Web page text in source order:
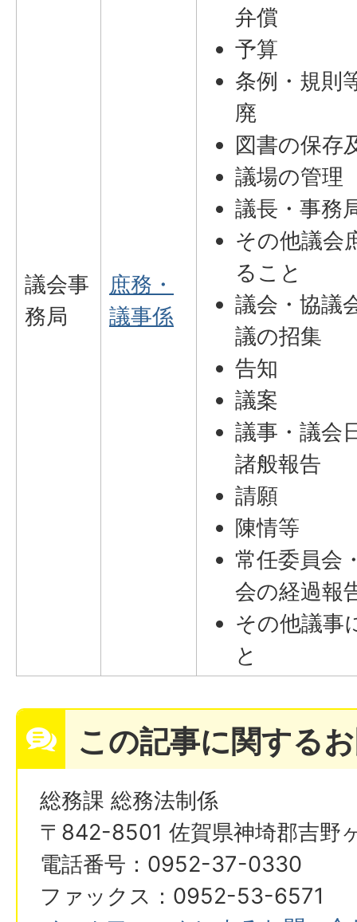
議会事
務局
庶務・
議事係
弁償
予算
条例・規則
廃
図書の保存
議場の管理
議長・事務
その他議会
ること
議会・協議
議の招集
告知
議案
議事・議会
諸般報告
請願
陳情等
常任委員会
会の経過報
その他議事
と
この記事に関する
総務課 総務法制係
〒842-8501 佐賀県神埼郡吉野
電話番号：0952-37-0330
ファックス：0952-53-6571